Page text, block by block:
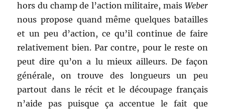
hors du champ de l’action militaire, mais Weber
nous propose quand même quelques batailles
et un peu d’action, ce qu’il continue de faire
relativement bien. Par contre, pour le reste on
peut dire qu’on a lu mieux ailleurs. De façon
générale, on trouve des longueurs un peu
partout dans le récit et le découpage français
n’aide pas puisque ça accentue le fait que